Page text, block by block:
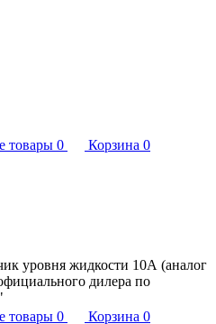
товары 0 Корзина 0
уровня жидкости 10А (аналог
дилера по
товары 0 Корзина 0